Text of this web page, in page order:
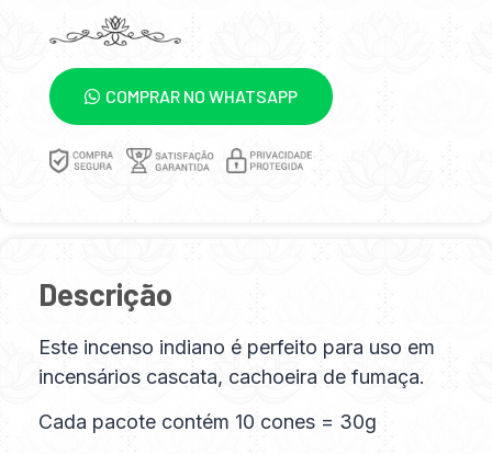
COMPRAR NO WHATSAPP
Descrição
Este incenso indiano é perfeito para uso em
incensários cascata, cachoeira de fumaça.
Cada pacote contém 10 cones = 30g